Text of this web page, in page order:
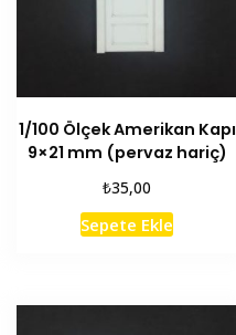
1/100 Ölçek Amerikan Kapı
9×21 mm (pervaz hariç)
₺35,00
Sepete Ekle